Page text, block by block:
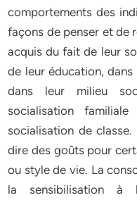
comportements des
façons de penser et de
acquis du fait de leur
de leur éducation, dans
dans leur milieu
socialisation
socialisation de
dire des goûts pour
ou style de vie. La
la sensibilisation à